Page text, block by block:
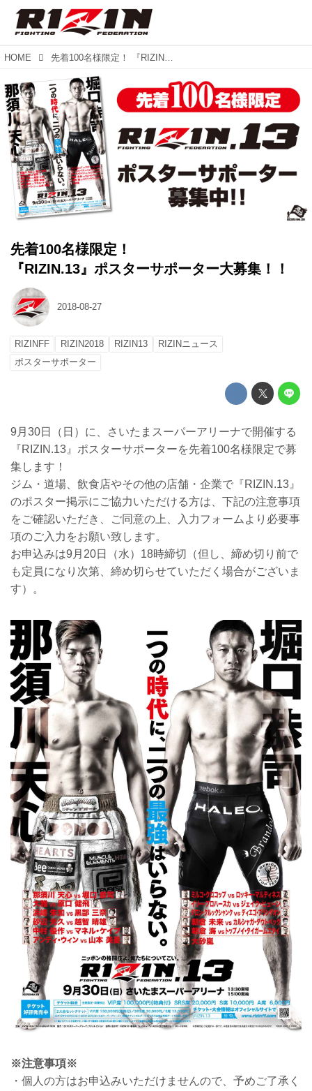
HOME 先着100名様限定！ 『RIZIN.13』ポスターサポーター大募集！！
先着100名様限定！
『RIZIN.13』ポスターサポーター大募集！！
2018-08-27
RIZINFF RIZIN2018 RIZIN13
RIZINニュース
ポスターサポーター
9月30日（日）に、さいたまスーパーアリーナで開催する
『RIZIN.13』ポスターサポーターを先着100名様限定で募
集します！
ジム・道場、飲食店やその他の店舗・企業で『RIZIN.13』
のポスター掲示にご協力いただける方は、下記の注意事項
をご確認いただき、ご同意の上、入力フォームより必要事
項のご入力をお願い致します。
お申込みは9月20日（水）18時締切（但し、締め切り前で
も定員になり次第、締め切らせていただく場合がございま
す）。
※注意事項※
・個人の方はお申込みいただけませんので、予めご了承く